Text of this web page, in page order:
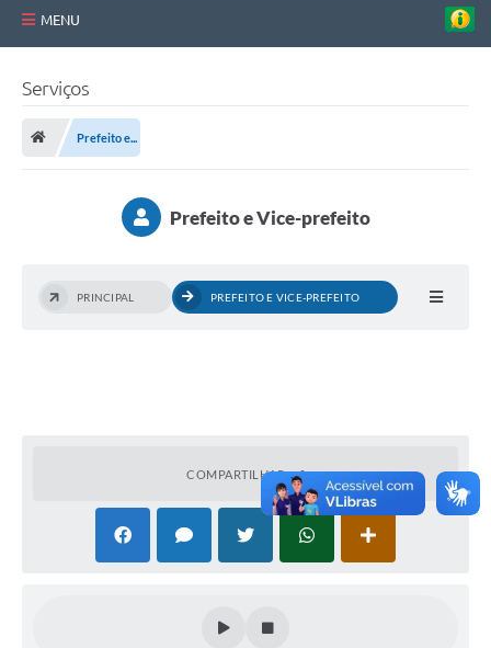
MENU
Telefones Úteis
Estrutura Administrativa
Galeria de Vídeos
Serviços
Prefeito e...
Prefeito e Vice-prefeito
PRINCIPAL PREFEITO E VICE-PREFEITO
COMPARTILHAR